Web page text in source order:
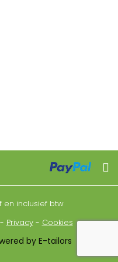
en inclusief btw
- Privacy- Cookies
by E-tailors